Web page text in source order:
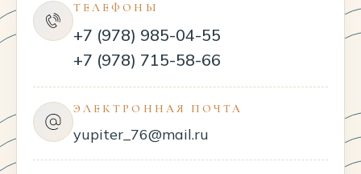
ТЕЛЕФОНЫ
+7 (978) 985-04-55
+7 (978) 715-58-66
ЭЛЕКТРОННАЯ ПОЧТА
yupiter_76@mail.ru